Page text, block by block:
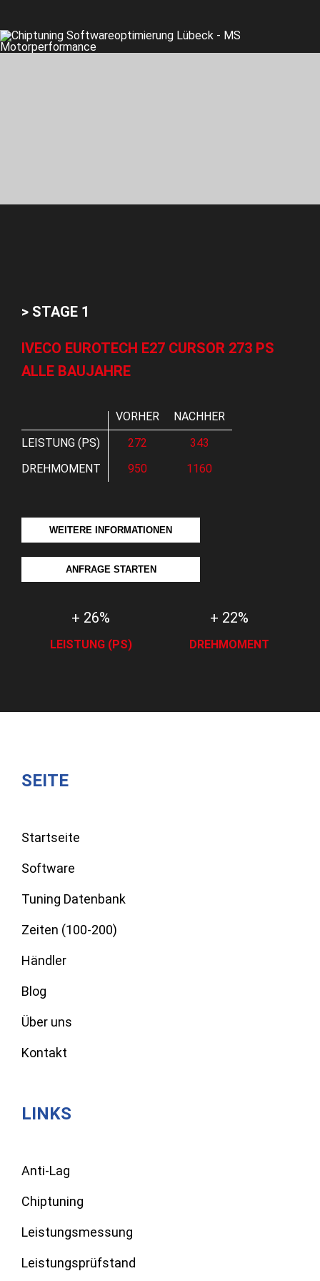
> STAGE 1
IVECO EUROTECH E27 CURSOR 273 PS
ALLE BAUJAHRE
VORHER
NACHHER
LEISTUNG (PS)
272
343
DREHMOMENT
950 1160
WEITERE INFORMATIONEN
ANFRAGE STARTEN
+ 26%
LEISTUNG (PS)
+ 22%
DREHMOMENT
SEITE
Startseite
Software
Tuning Datenbank
Zeiten (100-200)
Händler
Blog
Über uns
Kontakt
LINKS
Anti-Lag
Chiptuning
Leistungsmessung
Leistungsprüfstand